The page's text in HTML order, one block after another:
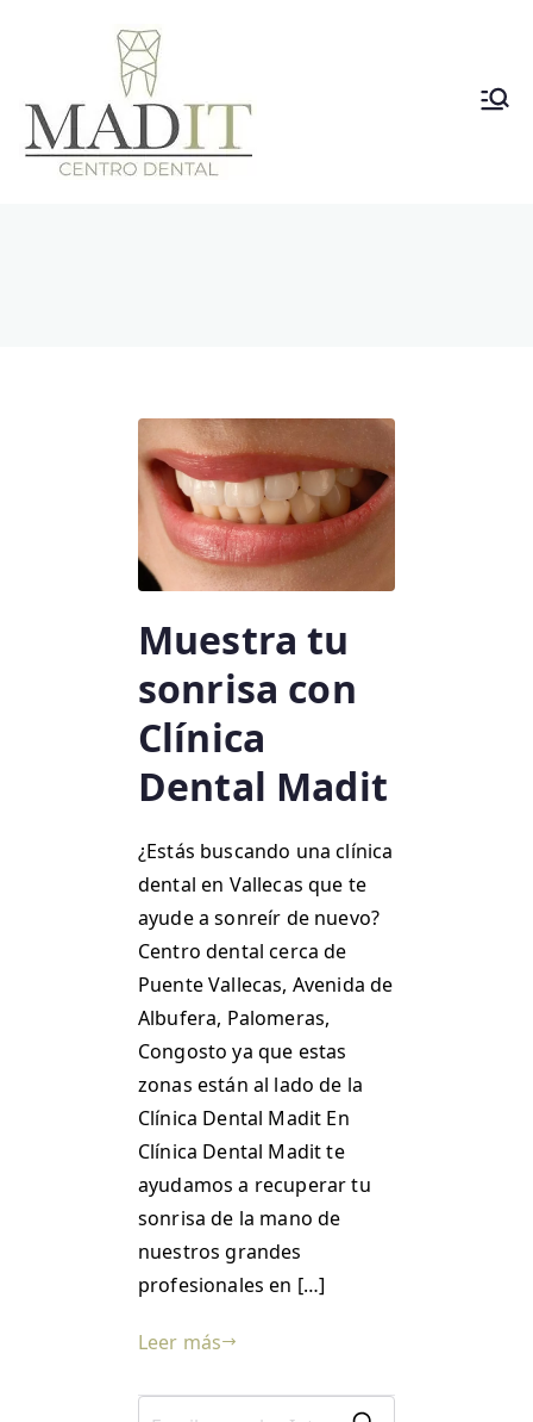
Muestra tu
sonrisa con
Clínica
Dental Madit
¿Estás buscando una clínica
dental en Vallecas que te
ayude a sonreír de nuevo?
Centro dental cerca de
Puente Vallecas, Avenida de
Albufera, Palomeras,
Congosto ya que estas
zonas están al lado de la
Clínica Dental Madit En
Clínica Dental Madit te
ayudamos a recuperar tu
sonrisa de la mano de
nuestros grandes
profesionales en […]
Leer más